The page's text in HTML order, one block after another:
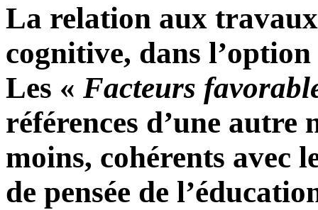
La relation aux
cognitive, dans
Les « Facteurs
références d’une
moins, cohérents avec
de pensée de